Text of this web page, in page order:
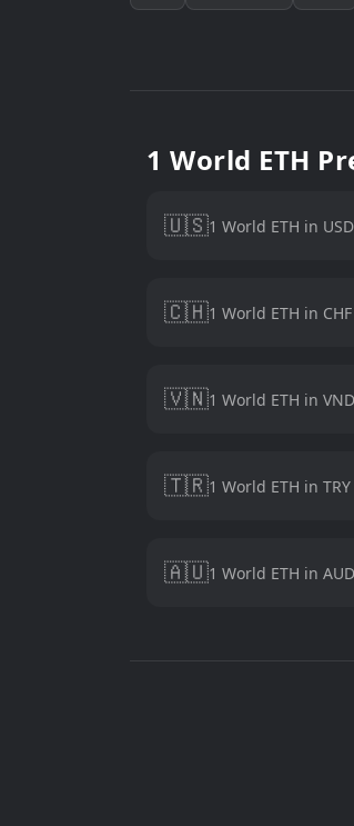
1 World ETH
🇺🇸1 World ETH in USD
🇨🇭1 World ETH in CHF
🇻🇳1 World ETH in VND
🇹🇷1 World ETH in TRY
🇦🇺1 World ETH in AUD